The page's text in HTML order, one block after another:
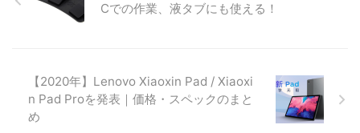
Cでの作業、液タブにも使える！
【2020年】Lenovo Xiaoxin Pad / Xiaoxi
n Pad Proを発表｜価格・スペックのまと
め